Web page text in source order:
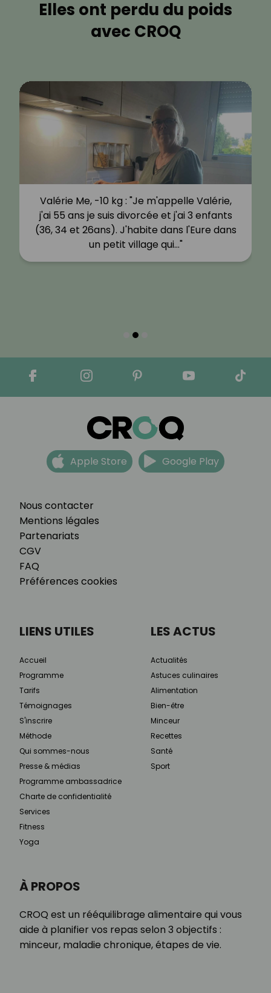
Elles ont perdu du poids
avec CROQ
Valérie Me, -10 kg : "Je m'appelle Valérie,
j'ai 55 ans je suis divorcée et j'ai 3 enfants
(36, 34 et 26ans). J'habite dans l'Eure dans
un petit village qui…"
Nous contacter
Mentions légales
Partenariats
CGV
FAQ
Préférences cookies
Apple Store Google Play
À PROPOS
CROQ est un rééquilibrage alimentaire qui vous
aide à planifier vos repas selon 3 objectifs :
minceur, maladie chronique, étapes de vie.
LIENS UTILES
Accueil
Programme
Tarifs
Témoignages
S'inscrire
Méthode
Qui sommes-nous
Presse & médias
Programme ambassadrice
Charte de confidentialité
Services
Fitness
Yoga
LES ACTUS
Actualités
Astuces culinaires
Alimentation
Bien-être
Minceur
Recettes
Santé
Sport